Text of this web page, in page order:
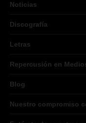
Noticias
Discografía
Letras
Repercusión en
Blog
Nuestro compromiso